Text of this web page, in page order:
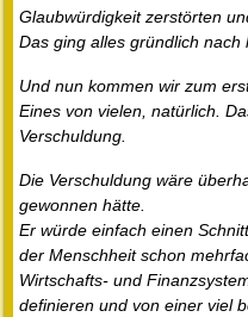
Glaubwürdigkeit zerstörten
Das ging alles gründlich nach
Und nun kommen wir zum
Eines von vielen, natürlich.
Verschuldung.
Die Verschuldung wäre
gewonnen hätte.
Er würde einfach einen
der Menschheit schon
Wirtschafts- und
definieren und von einer viel